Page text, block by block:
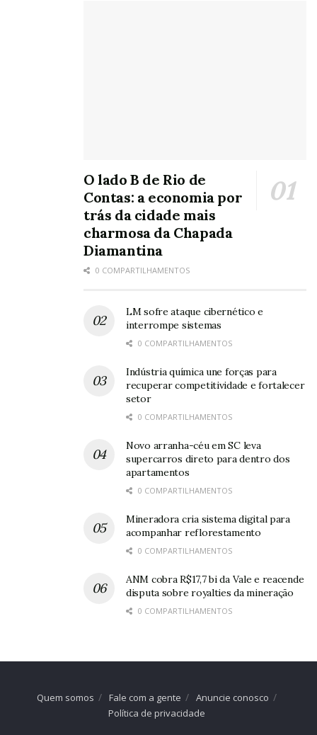
O lado B de Rio de
Contas: a economia por
trás da cidade mais
charmosa da Chapada
Diamantina
0 COMPARTILHAMENTOS
LM sofre ataque cibernético e
interrompe sistemas
0 COMPARTILHAMENTOS
Indústria química une forças para
recuperar competitividade e fortalecer
setor
0 COMPARTILHAMENTOS
Novo arranha-céu em SC leva
supercarros direto para dentro dos
apartamentos
0 COMPARTILHAMENTOS
Mineradora cria sistema digital para
acompanhar reflorestamento
0 COMPARTILHAMENTOS
ANM cobra R$17,7 bi da Vale e reacende
disputa sobre royalties da mineração
0 COMPARTILHAMENTOS
Quem somos Fale com a gente
Anuncie conosco
Política de privacidade